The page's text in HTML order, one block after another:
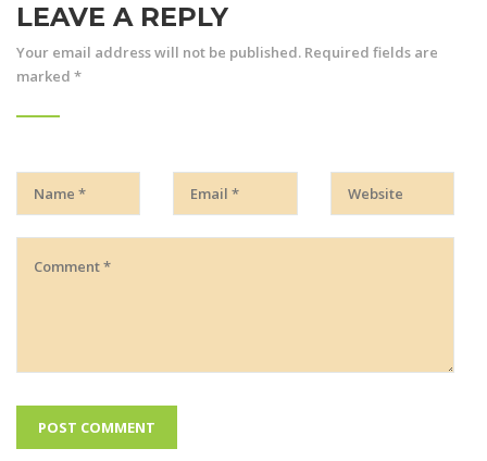
LEAVE A REPLY
Your email address will not be published. Required fields are
marked *